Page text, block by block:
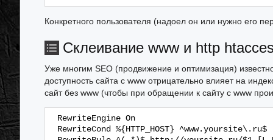
Конкретного пользователя (надоел он или нужно его
Склеивание www и http
Уже многим SEO (продвижение и оптимизация)
доступность сайта с www отрицательно влияет на
сайт без www (чтобы при обращении к сайту с www
RewriteEngine On
RewriteCond %{HTTP_HOST} ^www.yoursite\.ru$